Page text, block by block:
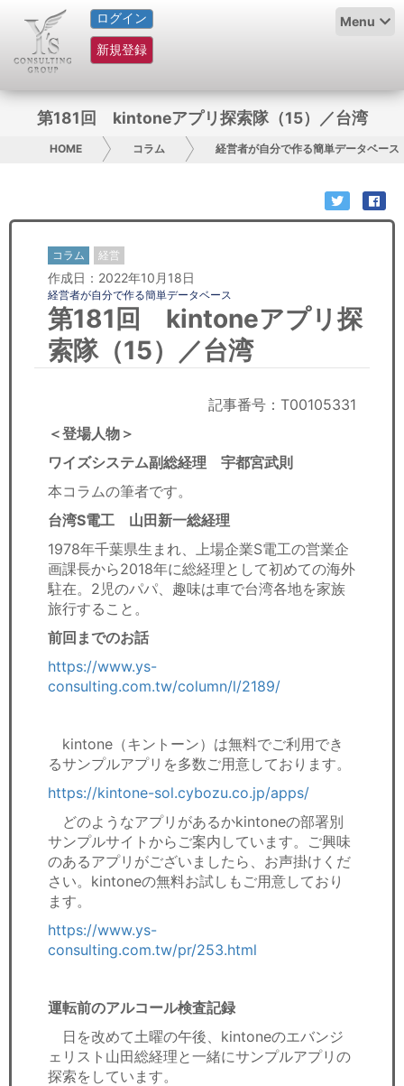
ログイン
新規登録
Menu
HOME
サービス紹介
コラム
グループ概要
日本人にPR
コンサルティング
リサーチ
経済ニュース
労務顧問
飲食店情報
第181回 kintoneアプリ探索隊（15）／台湾
HOME コラム 経営者が自分で作る簡単データベース
コラム 経営
作成日：2022年10月18日
経営者が自分で作る簡単データベース
第181回 kintoneアプリ探
索隊（15）／台湾
記事番号：T00105331
＜登場人物＞
ワイズシステム副総経理 宇都宮武則
本コラムの筆者です。
台湾S電工 山田新一総経理
1978年千葉県生まれ、上場企業S電工の営業企
画課長から2018年に総経理として初めての海外
駐在。2児のパパ、趣味は車で台湾各地を家族
旅行すること。
前回までのお話
https://www.ys-
consulting.com.tw/column/l/2189/
kintone（キントーン）は無料でご利用でき
るサンプルアプリを多数ご用意しております。
https://kintone-sol.cybozu.co.jp/apps/
どのようなアプリがあるかkintoneの部署別
サンプルサイトからご案内しています。ご興味
のあるアプリがございましたら、お声掛けくだ
さい。kintoneの無料お試しもご用意しており
ます。
https://www.ys-
consulting.com.tw/pr/253.html
運転前のアルコール検査記録
日を改めて土曜の午後、kintoneのエバンジ
ェリスト山田総経理と一緒にサンプルアプリの
探索をしています。